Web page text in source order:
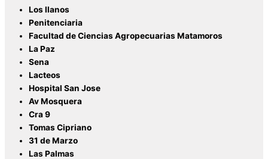
Los llanos
Penitenciaria
Facultad de Ciencias Agropecuarias Matamoros
La Paz
Sena
Lacteos
Hospital San Jose
Av Mosquera
Cra 9
Tomas Cipriano
31 de Marzo
Las Palmas